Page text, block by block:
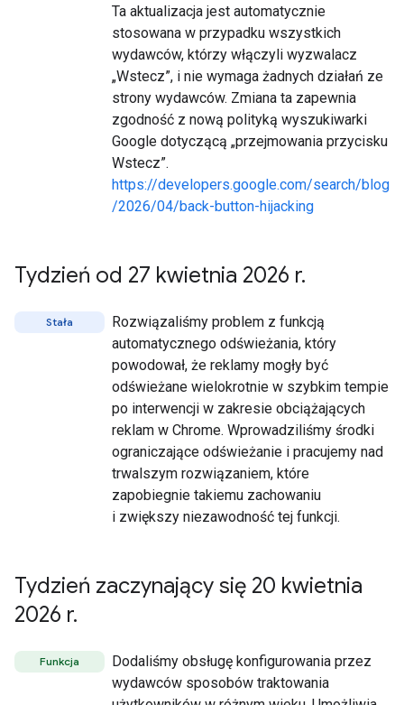
Ta aktualizacja jest automatycznie
stosowana w przypadku wszystkich
wydawców, którzy włączyli wyzwalacz
„Wstecz”, i nie wymaga żadnych działań ze
strony wydawców. Zmiana ta zapewnia
zgodność z nową polityką wyszukiwarki
Google dotyczącą „przejmowania przycisku
Wstecz”.
https://developers.google.com/search/blog
/2026/04/back-button-hijacking
Tydzień od 27 kwietnia 2026 r.
Stała
Rozwiązaliśmy problem z funkcją
automatycznego odświeżania, który
powodował, że reklamy mogły być
odświeżane wielokrotnie w szybkim tempie
po interwencji w zakresie obciążających
reklam w Chrome. Wprowadziliśmy środki
ograniczające odświeżanie i pracujemy nad
trwalszym rozwiązaniem, które
zapobiegnie takiemu zachowaniu
i zwiększy niezawodność tej funkcji.
Tydzień zaczynający się 20 kwietnia
2026 r.
Funkcja
Dodaliśmy obsługę konfigurowania przez
wydawców sposobów traktowania